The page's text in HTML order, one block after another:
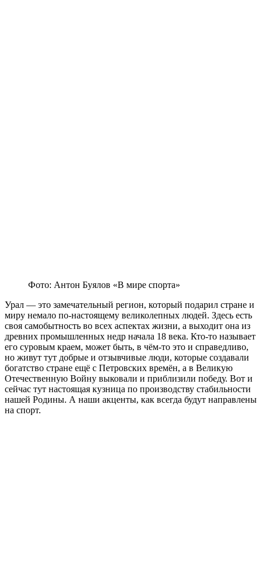
Фото: Антон Буялов «В мире спорта»
Урал — это замечательный регион, который подарил стране и
миру немало по-настоящему великолепных людей. Здесь есть
своя самобытность во всех аспектах жизни, а выходит она из
древних промышленных недр начала 18 века. Кто-то называет
его суровым краем, может быть, в чём-то это и справедливо,
но живут тут добрые и отзывчивые люди, которые создавали
богатство стране ещё с Петровских времён, а в Великую
Отечественную Войну выковали и приблизили победу. Вот и
сейчас тут настоящая кузница по производству стабильности
нашей Родины. А наши акценты, как всегда будут направлены
на спорт.